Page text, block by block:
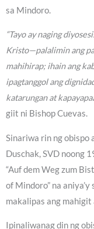
sa Mindoro.
“Tayo ay naging
Kristo—palalimin ang
mahihirap; ihain ang
ipagtanggol ang
katarungan at
giit ni Bishop Cuevas.
Sinariwa rin ng obispo
Duschak, SVD noong
“Auf dem Weg zum
of Mindoro” na
makalipas ang mahigit
Ipinaliwanag din ng